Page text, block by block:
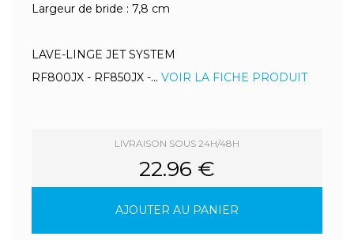
Largeur de bride : 7,8 cm
LAVE-LINGE JET SYSTEM
RF800JX - RF850JX -... VOIR LA FICHE PRODUIT
LIVRAISON SOUS 24H/48H
22.96 €
AJOUTER AU PANIER